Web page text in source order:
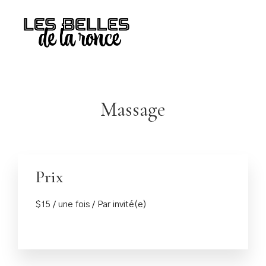
Massage
Prix
$15 / une fois / Par invité(e)